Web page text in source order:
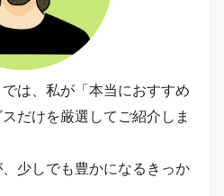
は、私が「本当におすすめ
だけを厳選してご紹介しま
少しでも豊かになるきっか